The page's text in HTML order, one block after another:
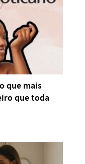
que mais
que toda